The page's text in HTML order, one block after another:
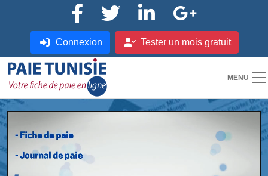
Connexion Tester un mois gratuit
MENU